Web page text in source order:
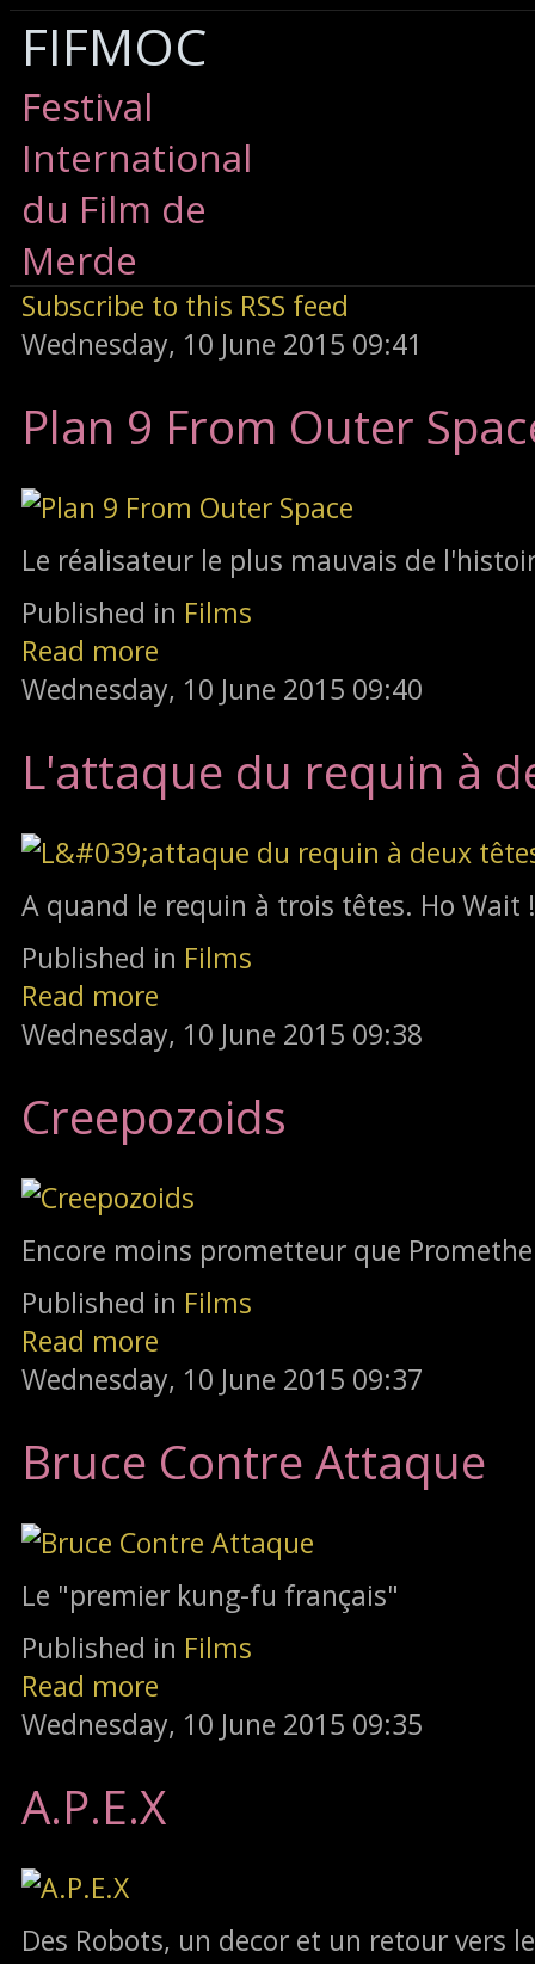
FIFMOC
Festival
International
du Film de
Merde
Subscribe to this RSS feed
Wednesday, 10 June 2015 09:41
Plan 9 From Outer
Le réalisateur le plus mauvais de
Published in Films
Read more
Wednesday, 10 June 2015 09:40
L'attaque du requin à
A quand le requin à trois têtes. Ho Wait !
Published in Films
Read more
Wednesday, 10 June 2015 09:38
Creepozoids
Encore moins prometteur que
Published in Films
Read more
Wednesday, 10 June 2015 09:37
Bruce Contre Attaque
Le "premier kung-fu français"
Published in Films
Read more
Wednesday, 10 June 2015 09:35
A.P.E.X
Des Robots, un decor et un retour vers